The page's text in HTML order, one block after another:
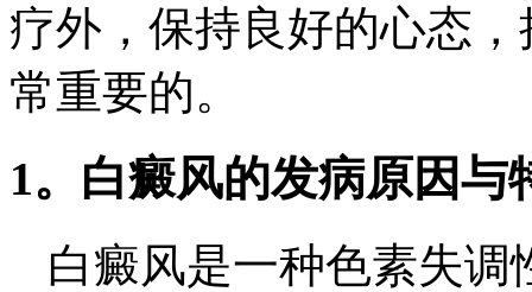
疗外，保持良好的心态
常重要的。
1。白癜风的发病原因与
白癜风是一种色素失